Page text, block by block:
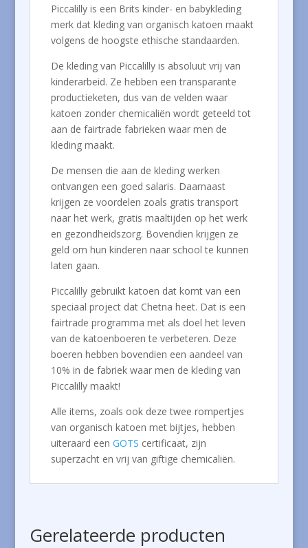
Piccalilly is een Brits kinder- en babykleding
merk dat kleding van organisch katoen maakt
volgens de hoogste ethische standaarden.
De kleding van Piccalilly is absoluut vrij van
kinderarbeid. Ze hebben een transparante
productieketen, dus van de velden waar
katoen zonder chemicaliën wordt geteeld tot
aan de fairtrade fabrieken waar men de
kleding maakt.
De mensen die aan de kleding werken
ontvangen een goed salaris. Daarnaast
krijgen ze voordelen zoals gratis transport
naar het werk, gratis maaltijden op het werk
en gezondheidszorg. Bovendien krijgen ze
geld om hun kinderen naar school te kunnen
laten gaan.
Piccalilly gebruikt katoen dat komt van een
speciaal project dat Chetna heet. Dat is een
fairtrade programma met als doel het leven
van de katoenboeren te verbeteren. Deze
boeren hebben bovendien een aandeel van
10% in de fabriek waar men de kleding van
Piccalilly maakt!
Alle items, zoals ook deze twee rompertjes
van organisch katoen met bijtjes, hebben
uiteraard een GOTS certificaat, zijn
superzacht en vrij van giftige chemicaliën.
Gerelateerde producten